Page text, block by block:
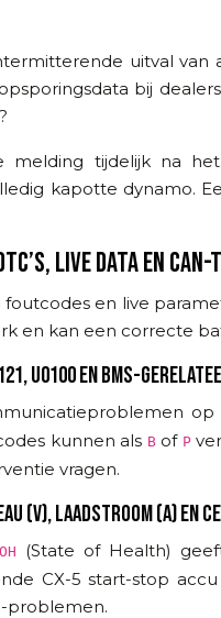
uitval
bij
melding tijdelijk na
kapotte dynamo.
LIVE DATA EN CAN-
en live
en kan een correcte
U0100 EN BMS-
op
kunnen als Bof P
vragen.
(V), LAADSTROOM (A) EN
(State of Health)
CX-5 start-stop
problemen.